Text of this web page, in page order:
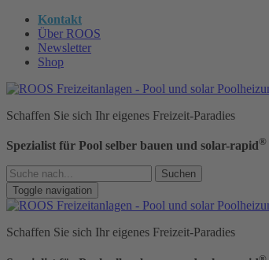
Kontakt
Über ROOS
Newsletter
Shop
Schaffen Sie sich Ihr eigenes Freizeit-Paradies
Spezialist für Pool selber bauen und solar-rapid®
Suchen
Toggle navigation
Schaffen Sie sich Ihr eigenes Freizeit-Paradies